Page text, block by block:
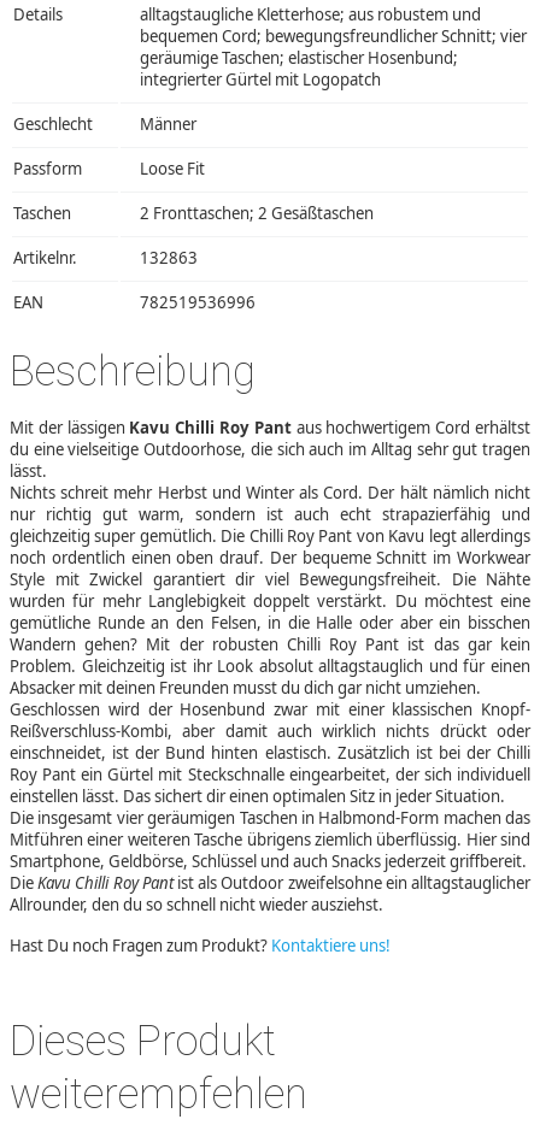
Details
alltagstaugliche Kletterhose; aus robustem und
bequemen Cord; bewegungsfreundlicher Schnitt; vier
geräumige Taschen; elastischer Hosenbund;
integrierter Gürtel mit Logopatch
Geschlecht Männer
Passform Loose Fit
Taschen 2 Fronttaschen; 2 Gesäßtaschen
Artikelnr. 132863
EAN 782519536996
Beschreibung
Mit der lässigen Kavu Chilli Roy Pantaus hochwertigem Cord erhältst
du eine vielseitige Outdoorhose, die sich auch im Alltag sehr gut tragen
lässt.
Nichts schreit mehr Herbst und Winter als Cord. Der hält nämlich nicht
nur richtig gut warm, sondern ist auch echt strapazierfähig und
gleichzeitig super gemütlich. Die Chilli Roy Pant von Kavu legt allerdings
noch ordentlich einen oben drauf. Der bequeme Schnitt im Workwear
Style mit Zwickel garantiert dir viel Bewegungsfreiheit. Die Nähte
wurden für mehr Langlebigkeit doppelt verstärkt. Du möchtest eine
gemütliche Runde an den Felsen, in die Halle oder aber ein bisschen
Wandern gehen? Mit der robusten Chilli Roy Pant ist das gar kein
Problem. Gleichzeitig ist ihr Look absolut alltagstauglich und für einen
Absacker mit deinen Freunden musst du dich gar nicht umziehen.
Geschlossen wird der Hosenbund zwar mit einer klassischen Knopf-
Reißverschluss-Kombi, aber damit auch wirklich nichts drückt oder
einschneidet, ist der Bund hinten elastisch. Zusätzlich ist bei der Chilli
Roy Pant ein Gürtel mit Steckschnalle eingearbeitet, der sich individuell
einstellen lässt. Das sichert dir einen optimalen Sitz in jeder Situation.
Die insgesamt vier geräumigen Taschen in Halbmond-Form machen das
Mitführen einer weiteren Tasche übrigens ziemlich überflüssig. Hier sind
Smartphone, Geldbörse, Schlüssel und auch Snacks jederzeit griffbereit.
DieKavu Chilli Roy Pantist als Outdoor zweifelsohne ein alltagstauglicher
Allrounder, den du so schnell nicht wieder ausziehst.
Hast Du noch Fragen zum Produkt? Kontaktiere uns!
Dieses Produkt
weiterempfehlen